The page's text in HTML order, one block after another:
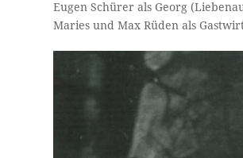
Eugen Schürer als Georg
Maries und Max Rüden als